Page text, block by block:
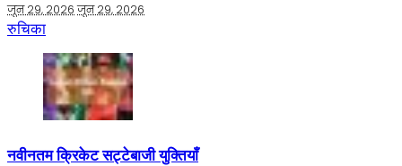
जून 29, 2026 जून 29, 2026
रुचिका
नवीनतम क्रिकेट सट्टेबाजी युक्तियाँ